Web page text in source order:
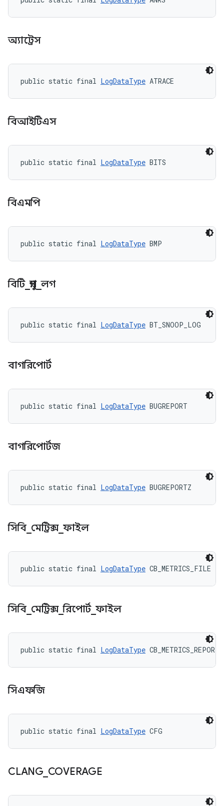
অ্যাট্রেস
public static final LogDataType ATRACE
বিআইটিএস
public static final LogDataType BITS
বিএমপি
public static final LogDataType BMP
বিটি_স্নুপ_লগ
public static final LogDataType BT_SNOOP_LOG
বাগরিপোর্ট
public static final LogDataType BUGREPORT
বাগরিপোর্টজ
public static final LogDataType BUGREPORTZ
সিবি_ মেট্রিক্স_ফাইল
public static final LogDataType CB_METRICS_FILE
সিবি_ মেট্রিক্স_রিপোর্ট_ফাইল
public static final LogDataType
সিএফজি
public static final LogDataType CFG
CLANG_ COVERAGE